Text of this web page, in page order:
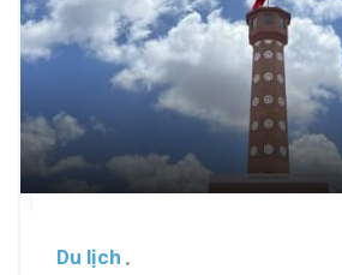
Du lịch